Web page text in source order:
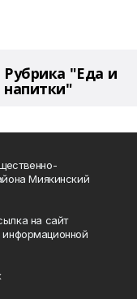
Рубрика "Еда и
напитки"
Миякинский
на сайт
информационной